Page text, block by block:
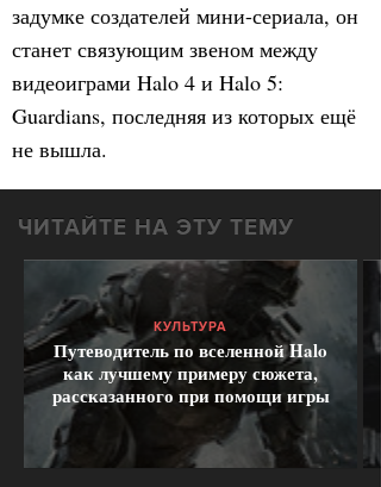
задумке создателей мини-сериала, он
станет связующим звеном между
видеоиграми Halo 4 и Halo 5:
Guardians, последняя из которых ещё
не вышла.
ЧИТАЙТЕ НА ЭТУ ТЕМУ
КУЛЬТУРА
Путеводитель по вселенной Halo
как лучшему примеру сюжета,
рассказанного при помощи игры